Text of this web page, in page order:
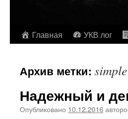
Перейти
содержимому
Главная УКВ лог
Архив метки:
Надежный и
Опубликовано 10.12.2016